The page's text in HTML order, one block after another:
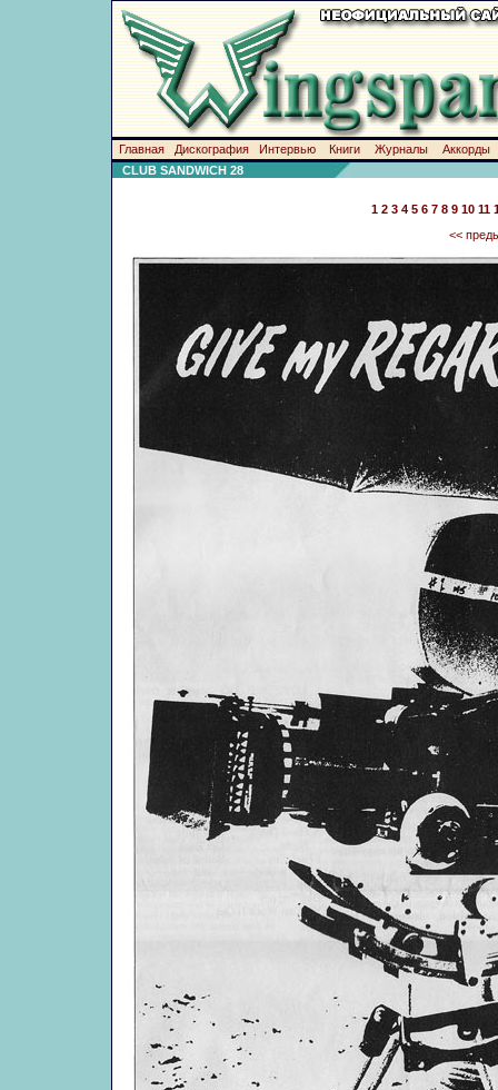
Главная Дискография Интервью Книги Журналы
Аккорды
CLUB SANDWICH 28
1 2 3 4 5 6 7 8 9 10 11
<<